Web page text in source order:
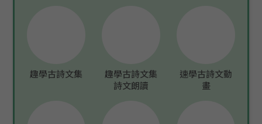
趣學古詩文集
趣學古詩文集
詩文朗讀
速學古詩文動
畫